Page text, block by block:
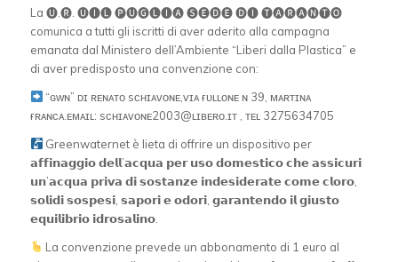
La 🅤.🅡. 🅤🅘🅛 🅟🅤🅖🅛🅘🅐 🅢🅔🅓🅔 🅓🅘 🅣🅐🅡🅐🅝🅣🅞
comunica a tutti gli iscritti di aver aderito alla campagna
emanata dal Ministero dell’Ambiente “Liberi dalla Plastica” e
di aver predisposto una convenzione con:
“ɢᴡɴ” ᴅɪ ʀᴇɴᴀᴛᴏ sᴄʜɪᴀᴠᴏɴᴇ,ᴠɪᴀ ғᴜʟʟᴏɴᴇ ɴ 39, ᴍᴀʀᴛɪɴᴀ
ғʀᴀɴᴄᴀ.ᴇᴍᴀɪʟ: sᴄʜɪᴀᴠᴏɴᴇ2003@ʟɪʙᴇʀᴏ.ɪᴛ , ᴛᴇʟ 3275634705
Greenwaternet è lieta di offrire un dispositivo per
𝗮𝗳𝗳𝗶𝗻𝗮𝗴𝗴𝗶𝗼 𝗱𝗲𝗹𝗹’𝗮𝗰𝗾𝘂𝗮 𝗽𝗲𝗿 𝘂𝘀𝗼 𝗱𝗼𝗺𝗲𝘀𝘁𝗶𝗰𝗼 𝗰𝗵𝗲 𝗮𝘀𝘀𝗶𝗰𝘂𝗿𝗶
𝘂𝗻’𝗮𝗰𝗾𝘂𝗮 𝗽𝗿𝗶𝘃𝗮 𝗱𝗶 𝘀𝗼𝘀𝘁𝗮𝗻𝘇𝗲 𝗶𝗻𝗱𝗲𝘀𝗶𝗱𝗲𝗿𝗮𝘁𝗲 𝗰𝗼𝗺𝗲 𝗰𝗹𝗼𝗿𝗼,
𝘀𝗼𝗹𝗶𝗱𝗶 𝘀𝗼𝘀𝗽𝗲𝘀𝗶, 𝘀𝗮𝗽𝗼𝗿𝗶 𝗲 𝗼𝗱𝗼𝗿𝗶, 𝗴𝗮𝗿𝗮𝗻𝘁𝗲𝗻𝗱𝗼 𝗶𝗹 𝗴𝗶𝘂𝘀𝘁𝗼
𝗲𝗾𝘂𝗶𝗹𝗶𝗯𝗿𝗶𝗼 𝗶𝗱𝗿𝗼𝘀𝗮𝗹𝗶𝗻𝗼.
La convenzione prevede un abbonamento di 1 euro al